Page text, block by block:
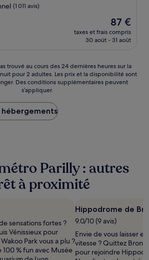
(1 011 avis)
Le
nouveau
prix
87 €
87 €
taxes et frais compris
30 août - 31 août
trouvé au cours des 24 dernières heures sur la
nuit pour 2 adultes. Les prix et la disponibilité sont
Des conditions supplémentaires peuvent
s’appliquer.
Parilly : autres
à proximité
sensations fortes ?
Vénissieux pour
Park vous a plu ?
% fun avec Musée
Hippodrome de
9.0/10 (9 avis)
Envie de vous laisser
vitesse ? Quittez Bron
pour rejoindre